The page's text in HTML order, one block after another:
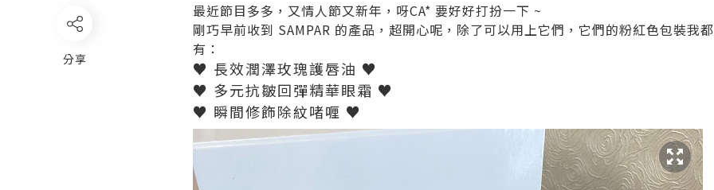
分享
最近節目多多，又情人節又新年，呀CA* 要好好打扮一下 ~
剛巧早前收到 SAMPAR 的產品，超開心呢，除了可以用上它們，它們的粉紅色包裝我
有：
♥ 長效潤澤玫瑰護唇油 ♥
♥ 多元抗皺回彈精華眼霜 ♥
♥ 瞬間修飾除紋啫喱 ♥